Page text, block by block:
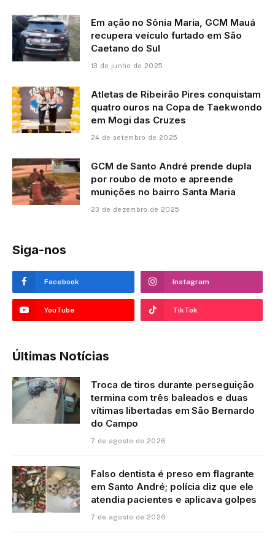
Em ação no Sônia Maria, GCM Mauá
recupera veículo furtado em São
Caetano do Sul
13 de junho de 2025
Atletas de Ribeirão Pires conquistam
quatro ouros na Copa de Taekwondo
em Mogi das Cruzes
24 de setembro de 2025
GCM de Santo André prende dupla
por roubo de moto e apreende
munições no bairro Santa Maria
23 de dezembro de 2025
Siga-nos
Facebook Instagram
YouTube TikTok
Últimas Notícias
Troca de tiros durante perseguição
termina com três baleados e duas
vítimas libertadas em São Bernardo
do Campo
7 de agosto de 2026
Falso dentista é preso em flagrante
em Santo André; polícia diz que ele
atendia pacientes e aplicava golpes
7 de agosto de 2026